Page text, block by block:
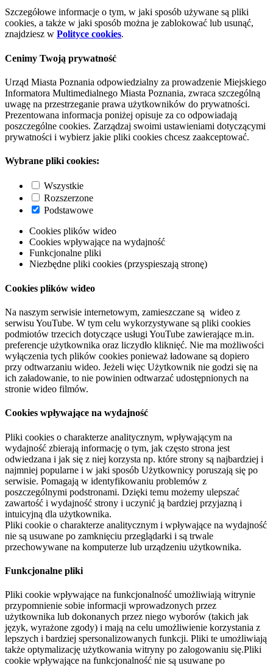
Szczegółowe informacje o tym, w jaki sposób używane są pliki
cookies, a także w jaki sposób można je zablokować lub usunąć,
znajdziesz w Polityce cookies.
Cenimy Twoją prywatność
Urząd Miasta Poznania odpowiedzialny za prowadzenie Miejskiego
Informatora Multimedialnego Miasta Poznania, zwraca szczególną
uwagę na przestrzeganie prawa użytkowników do prywatności.
Prezentowana informacja poniżej opisuje za co odpowiadają
poszczególne cookies. Zarządzaj swoimi ustawieniami dotyczącymi
prywatności i wybierz jakie pliki cookies chcesz zaakceptować.
Wybrane pliki cookies:
Wszystkie
Rozszerzone
Podstawowe
Cookies plików wideo
Cookies wpływające na wydajność
Funkcjonalne pliki
Niezbędne pliki cookies (przyspieszają stronę)
Cookies plików wideo
Na naszym serwisie internetowym, zamieszczane są wideo z
serwisu YouTube. W tym celu wykorzystywane są pliki cookies
podmiotów trzecich dotyczące usługi YouTube zawierające m.in.
preferencje użytkownika oraz liczydło kliknięć. Nie ma możliwości
wyłączenia tych plików cookies ponieważ ładowane są dopiero
przy odtwarzaniu wideo. Jeżeli więc Użytkownik nie godzi się na
ich załadowanie, to nie powinien odtwarzać udostępnionych na
stronie wideo filmów.
Cookies wpływające na wydajność
Pliki cookies o charakterze analitycznym, wpływającym na
wydajność zbierają informację o tym, jak często strona jest
odwiedzana i jak się z niej korzysta np. które strony są najbardziej i
najmniej popularne i w jaki sposób Użytkownicy poruszają się po
serwisie. Pomagają w identyfikowaniu problemów z
poszczególnymi podstronami. Dzięki temu możemy ulepszać
zawartość i wydajność strony i uczynić ją bardziej przyjazną i
intuicyjną dla użytkownika.
Pliki cookie o charakterze analitycznym i wpływające na wydajność
nie są usuwane po zamknięciu przeglądarki i są trwale
przechowywane na komputerze lub urządzeniu użytkownika.
Funkcjonalne pliki
Pliki cookie wpływające na funkcjonalność umożliwiają witrynie
przypomnienie sobie informacji wprowadzonych przez
użytkownika lub dokonanych przez niego wyborów (takich jak
język, wyrażone zgody) i mają na celu umożliwienie korzystania z
lepszych i bardziej spersonalizowanych funkcji. Pliki te umożliwiają
także optymalizację użytkowania witryny po zalogowaniu się.Pliki
cookie wpływające na funkcjonalność nie są usuwane po